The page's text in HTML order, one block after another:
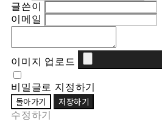
글쓴이
이메일
이미지 업로드
비밀글로 지정하기
돌아가기 저장하기
수정하기